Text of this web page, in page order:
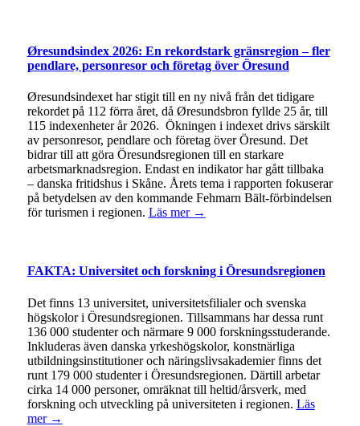
Øresundsindex 2026: En rekordstark gränsregion – fler
pendlare, personresor och företag över Öresund
Øresundsindexet har stigit till en ny nivå från det tidigare
rekordet på 112 förra året, då Øresundsbron fyllde 25 år, till
115 indexenheter år 2026. Ökningen i indexet drivs särskilt
av personresor, pendlare och företag över Öresund. Det
bidrar till att göra Öresundsregionen till en starkare
arbetsmarknadsregion. Endast en indikator har gått tillbaka
– danska fritidshus i Skåne. Årets tema i rapporten fokuserar
på betydelsen av den kommande Fehmarn Bält-förbindelsen
för turismen i regionen. Läs mer →
FAKTA: Universitet och forskning i Öresundsregionen
Det finns 13 universitet, universitetsfilialer och svenska
högskolor i Öresundsregionen. Tillsammans har dessa runt
136 000 studenter och närmare 9 000 forskningsstuderande.
Inkluderas även danska yrkeshögskolor, konstnärliga
utbildningsinstitutioner och näringslivsakademier finns det
runt 179 000 studenter i Öresundsregionen. Därtill arbetar
cirka 14 000 personer, omräknat till heltid/årsverk, med
forskning och utveckling på universiteten i regionen. Läs
mer →